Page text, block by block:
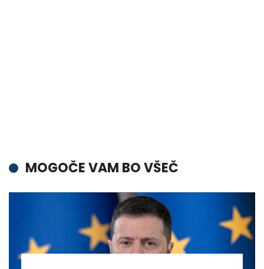
MOGOČE VAM BO VŠEČ